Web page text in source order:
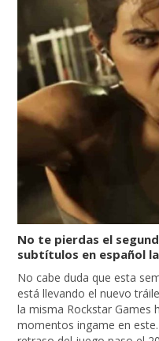
No te pierdas el
subtítulos en español
No cabe duda que esta
está llevando el nuevo
la misma Rockstar Games
momentos ingame en